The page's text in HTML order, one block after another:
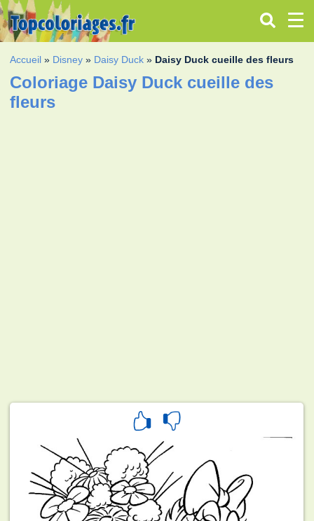
Accueil » Disney » Daisy Duck » Daisy Duck cueille des fleurs
Coloriage Daisy Duck cueille des
fleurs